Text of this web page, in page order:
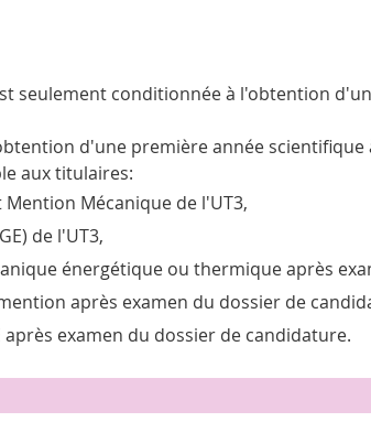
seulement conditionnée à l'obtention
d'une première année
aux titulaires:
Mécanique de l'UT3,
de l'UT3,
énergétique ou thermique après
après examen du dossier de
après examen du dossier de candidature.